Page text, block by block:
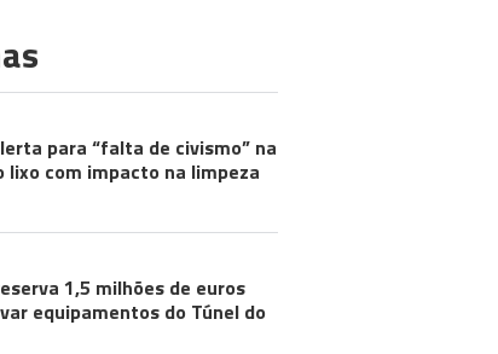
para “falta de civismo” na
lixo com impacto na limpeza
1,5 milhões de euros
equipamentos do Túnel do